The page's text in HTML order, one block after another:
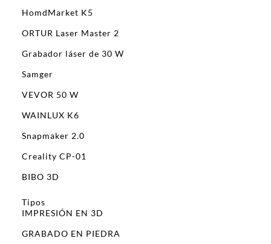
HomdMarket K5
ORTUR Laser Master 2
Grabador láser de 30 W
Samger
VEVOR 50 W
WAINLUX K6
Snapmaker 2.0
Creality CP-01
BIBO 3D
Tipos
IMPRESIÓN EN 3D
GRABADO EN PIEDRA